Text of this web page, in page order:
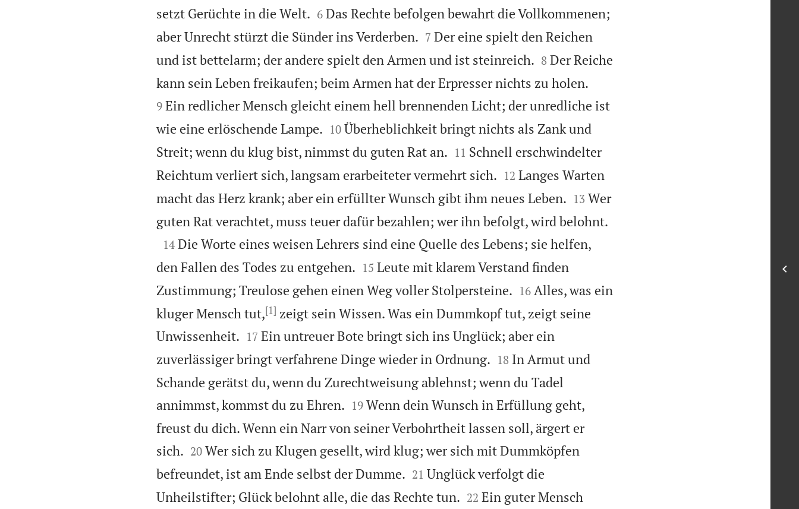
setzt Gerüchte in die Welt.
6 Das Rechte befolgen bewahrt die Vollkommenen;
aber Unrecht stürzt die Sünder ins Verderben.
7 Der eine spielt den Reichen
und ist bettelarm; der andere spielt den Armen und ist steinreich.
8 Der Reiche
kann sein Leben freikaufen; beim Armen hat der Erpresser nichts zu holen.
9 Ein redlicher Mensch gleicht einem hell brennenden Licht; der unredliche ist
wie eine erlöschende Lampe.
10 Überheblichkeit bringt nichts als Zank und
Streit; wenn du klug bist, nimmst du guten Rat an.
11 Schnell erschwindelter
Reichtum verliert sich, langsam erarbeiteter vermehrt sich.
12 Langes Warten
macht das Herz krank; aber ein erfüllter Wunsch gibt ihm neues Leben.
13 Wer
guten Rat verachtet, muss teuer dafür bezahlen; wer ihn befolgt, wird belohnt.

14 Die Worte eines weisen Lehrers sind eine Quelle des Lebens; sie helfen,
den Fallen des Todes zu entgehen.
15 Leute mit klarem Verstand finden
Zustimmung; Treulose gehen einen Weg voller Stolpersteine.
16 Alles, was ein
kluger Mensch tut,[1] zeigt sein Wissen. Was ein Dummkopf tut, zeigt seine
Unwissenheit.
17 Ein untreuer Bote bringt sich ins Unglück; aber ein
zuverlässiger bringt verfahrene Dinge wieder in Ordnung.
18 In Armut und
Schande gerätst du, wenn du Zurechtweisung ablehnst; wenn du Tadel
annimmst, kommst du zu Ehren.
19 Wenn dein Wunsch in Erfüllung geht,
freust du dich. Wenn ein Narr von seiner Verbohrtheit lassen soll, ärgert er
sich.
20 Wer sich zu Klugen gesellt, wird klug; wer sich mit Dummköpfen
befreundet, ist am Ende selbst der Dumme.
21 Unglück verfolgt die
Unheilstifter; Glück belohnt alle, die das Rechte tun.
22 Ein guter Mensch